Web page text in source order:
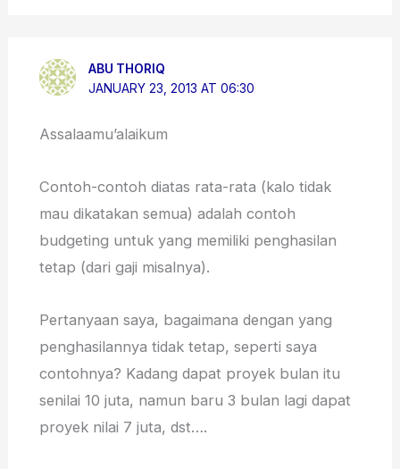
ABU THORIQ
JANUARY 23, 2013 AT 06:30
Assalaamu’alaikum
Contoh-contoh diatas rata-rata (kalo tidak
mau dikatakan semua) adalah contoh
budgeting untuk yang memiliki penghasilan
tetap (dari gaji misalnya).
Pertanyaan saya, bagaimana dengan yang
penghasilannya tidak tetap, seperti saya
contohnya? Kadang dapat proyek bulan itu
senilai 10 juta, namun baru 3 bulan lagi dapat
proyek nilai 7 juta, dst….